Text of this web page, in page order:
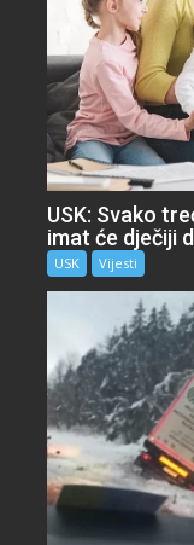
USK: Svako
imat će dječiji
USK Vijesti